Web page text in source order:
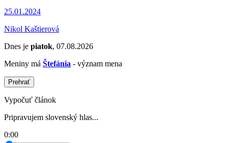
25.01.2024
Nikol Kaštierová
Dnes je piatok, 07.08.2026
Meniny má Štefánia - význam mena
Prehrať
Vypočuť článok
Pripravujem slovenský hlas...
0:00